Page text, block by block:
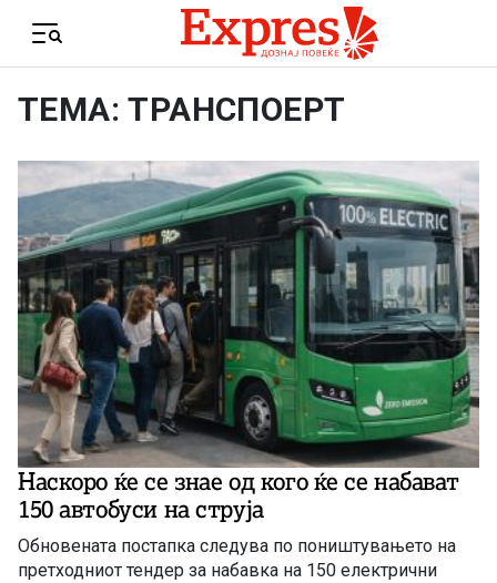
Menu
ТЕМА: ТРАНСПОЕРТ
Наскоро ќе се знае од кого ќе се набават
150 автобуси на струја
Обновената постапка следува по поништувањето на
претходниот тендер за набавка на 150 електрични